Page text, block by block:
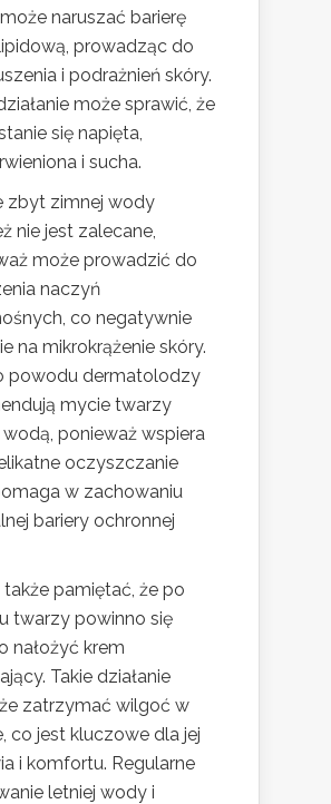
naruszać barierę
prowadząc do
i podrażnień skóry.
może sprawić, że
się napięta,
i sucha.
zbyt zimnej wody
nie jest zalecane,
może prowadzić do
naczyń
co negatywnie
na mikrokrążenie skóry.
powodu dermatolodzy
mycie twarzy
wodą, ponieważ wspiera
oczyszczanie
w zachowaniu
bariery ochronnej
pamiętać, że po
twarzy powinno się
nałożyć krem
Takie działanie
zatrzymać wilgoć w
co jest kluczowe dla jej
i komfortu. Regularne
letniej wody i